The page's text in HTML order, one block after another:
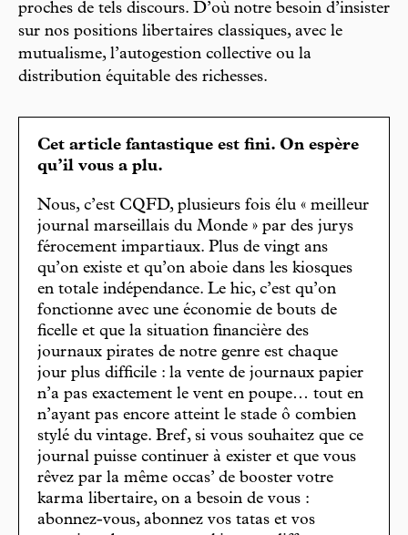
proches de tels discours. D’où notre besoin d’insister
sur nos positions libertaires classiques, avec le
mutualisme, l’autogestion collective ou la
distribution équitable des richesses.
Cet article fantastique est fini. On espère
qu’il vous a plu.
Nous, c’est CQFD, plusieurs fois élu « meilleur
journal marseillais du Monde » par des jurys
férocement impartiaux. Plus de vingt ans
qu’on existe et qu’on aboie dans les kiosques
en totale indépendance. Le hic, c’est qu’on
fonctionne avec une économie de bouts de
ficelle et que la situation financière des
journaux pirates de notre genre est chaque
jour plus difficile : la vente de journaux papier
n’a pas exactement le vent en poupe… tout en
n’ayant pas encore atteint le stade ô combien
stylé du vintage. Bref, si vous souhaitez que ce
journal puisse continuer à exister et que vous
rêvez par la même occas’ de booster votre
karma libertaire, on a besoin de vous :
abonnez-vous, abonnez vos tatas et vos